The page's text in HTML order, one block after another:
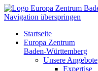
Navigation überspringen
Startseite
Europa Zentrum
Baden-Württemberg
Unsere Angebote
Expertise